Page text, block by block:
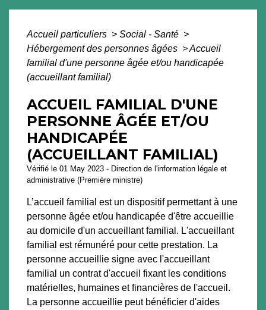
Accueil particuliers > Social - Santé >
Hébergement des personnes âgées >Accueil
familial d'une personne âgée et/ou handicapée
(accueillant familial)
ACCUEIL FAMILIAL D'UNE
PERSONNE ÂGÉE ET/OU
HANDICAPÉE
(ACCUEILLANT FAMILIAL)
Vérifié le 01 May 2023 - Direction de l'information légale et
administrative (Première ministre)
L’accueil familial est un dispositif permettant à une
personne âgée et/ou handicapée d'être accueillie
au domicile d'un accueillant familial. L'accueillant
familial est rémunéré pour cette prestation. La
personne accueillie signe avec l'accueillant
familial un contrat d'accueil fixant les conditions
matérielles, humaines et financières de l'accueil.
La personne accueillie peut bénéficier d'aides